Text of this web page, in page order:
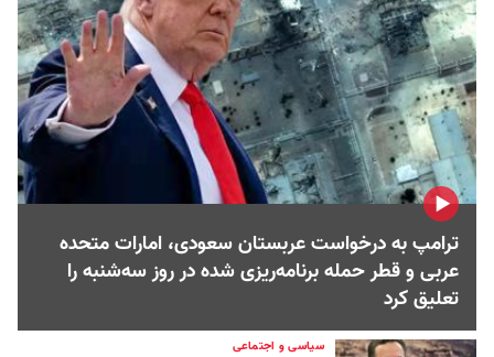
ترامپ به درخواست عربستان سعودی، امارات متحده
عربی و قطر حمله برنامه‌ریزی شده در روز سه‌شنبه را
تعلیق کرد
سیاسی و اجتماعی